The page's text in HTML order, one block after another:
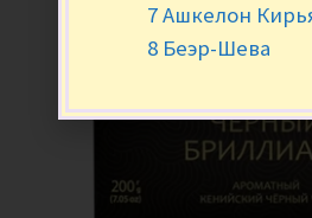
7 Ашкелон
8 Беэр-Шева